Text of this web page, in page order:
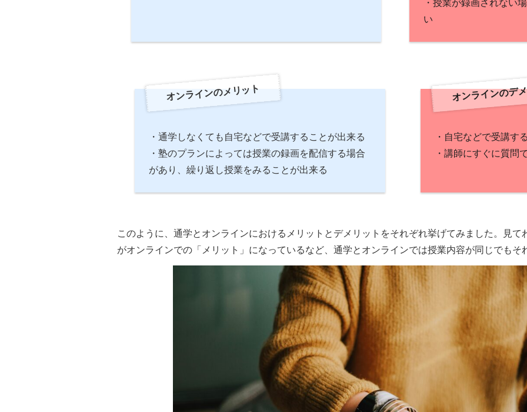
・授業が録画されない
い
オンラインのメリット
・通学しなくても自宅などで受講することが出来る
・塾のプランによっては授業の録画を配信する場合
があり、繰り返し授業をみることが出来る
オンラインのデ
・自宅などで受講す
・講師にすぐに質問
このように、通学とオンラインにおけるメリットとデメリットをそれぞれ挙げてみました。見
がオンラインでの「メリット」になっているなど、通学とオンラインでは授業内容が同じでも